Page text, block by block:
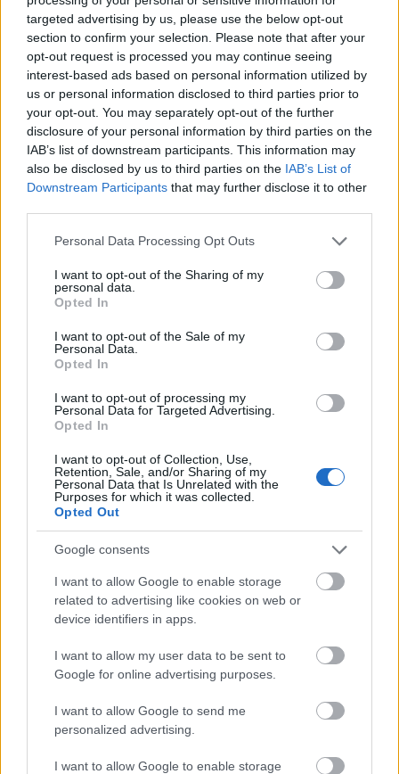
targeted advertising by us, please use the below opt-out
section to confirm your selection. Please note that after your
opt-out request is processed you may continue seeing
interest-based ads based on personal information utilized by
us or personal information disclosed to third parties prior to
your opt-out. You may separately opt-out of the further
disclosure of your personal information by third parties on the
IAB’s list of downstream participants. This information may
also be disclosed by us to third parties on the IAB’s List of
Downstream Participants that may further disclose it to other
Please note that this website/app uses one or more Google
not limited to your visit or usage behaviour. You may click to
grant or deny consent to Google and its third-party tags to
use your data for below specified purposes in below Google
consent section.
Personal Data Processing Opt Outs
I want to opt-out of the Sharing of my
personal data.
Opted In
I want to opt-out of the Sale of my
Personal Data.
Opted In
I want to opt-out of processing my
Personal Data for Targeted Advertising.
Opted In
I want to opt-out of Collection, Use,
Retention, Sale, and/or Sharing of my
Personal Data that Is Unrelated with the
Purposes for which it was collected.
Opted Out
Google consents
I want to allow Google to enable storage
related to advertising like cookies on web or
device identifiers in apps.
I want to allow my user data to be sent to
Google for online advertising purposes.
I want to allow Google to send me
personalized advertising.
I want to allow Google to enable storage
Görbe tükör #2
Anthony Morris Budapesten (Közkívánatra!)
kingdom •2017. április 17.
főhivatal képviselőjének látogatását, leánykori nevén
a zónafelvigyázó előadását. Hát még abban az
esetben, ha a vezetőtestület egyik tagja jön kis
hazánkba. A lelkesedés persze némileg apadt,
amióta minden Királyság-teremben kivetítik – akár
élőben – a…